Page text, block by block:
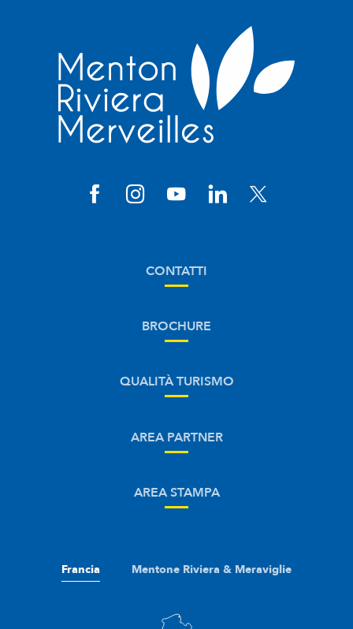
CONTATTI
BROCHURE
QUALITÀ TURISMO
AREA PARTNER
AREA STAMPA
Francia Mentone Riviera & Meraviglie